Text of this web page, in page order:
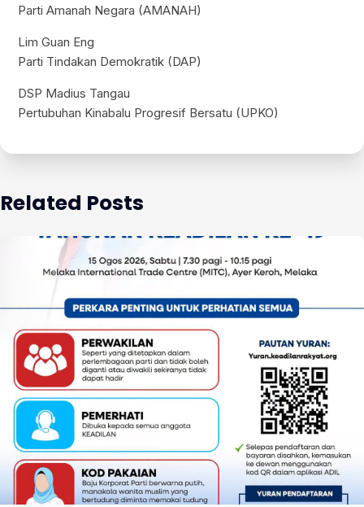
Parti Amanah Negara (AMANAH)
Lim Guan Eng
Parti Tindakan Demokratik (DAP)
DSP Madius Tangau
Pertubuhan Kinabalu Progresif Bersatu (UPKO)
Related Posts